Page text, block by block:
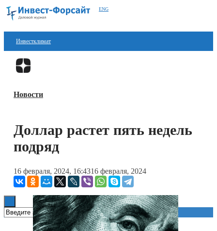
ENG
Инвестклимат
Финансы
Блокчейн
Технологии
Книги
Новости
Доллар растет пять недель
подряд
16 февраля, 2024, 16:4316 февраля, 2024